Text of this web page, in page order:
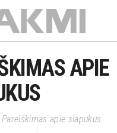
APIE
Pareiškimas apie slapukus